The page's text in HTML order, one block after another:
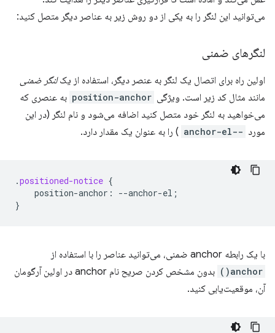
می‌توانید این لنگر را به یکی از دو روش زیر به عناصر دیگر متصل کنید:
لنگرهای ضمنی
اولین راه برای اتصال یک لنگر به عنصر دیگر، استفاده از یکلنگر ضمنی
مانند مثال کد زیر است. ویژگی position-anchor به عنصری که
می‌خواهید به لنگر خود متصل کنید اضافه می‌شود و نام لنگر (در این
مورد --anchor-el ) را به عنوان یک مقدار دارد.
.positioned-notice {
position-anchor : --anchor-el ;
}
با یک رابطه anchor ضمنی، می‌توانید عناصر را با استفاده از
anchor()
بدون مشخص کردن صریح نام anchor در اولین آرگومان
آن، موقعیت‌یابی کنید.